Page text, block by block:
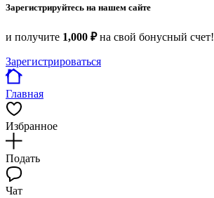
Зарегистрируйтесь на нашем сайте
и получите 1,000 ₽на свой бонусный счет!
Зарегистрироваться
Главная
Избранное
Подать
Чат